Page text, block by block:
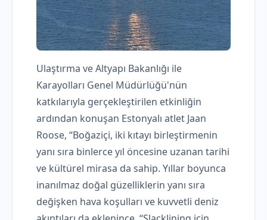
Ulaştırma ve Altyapı Bakanlığı ile
Karayolları Genel Müdürlüğü'nün
katkılarıyla gerçekleştirilen etkinliğin
ardından konuşan Estonyalı atlet Jaan
Roose, “Boğaziçi, iki kıtayı birleştirmenin
yanı sıra binlerce yıl öncesine uzanan tarihi
ve kültürel mirasa da sahip. Yıllar boyunca
inanılmaz doğal güzelliklerin yanı sıra
değişken hava koşulları ve kuvvetli deniz